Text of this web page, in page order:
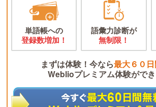
単語帳への
登録数増加！
語彙力診断が
無制限！
まずは体験！今なら最大６０
Weblioプレミアム体験ができ